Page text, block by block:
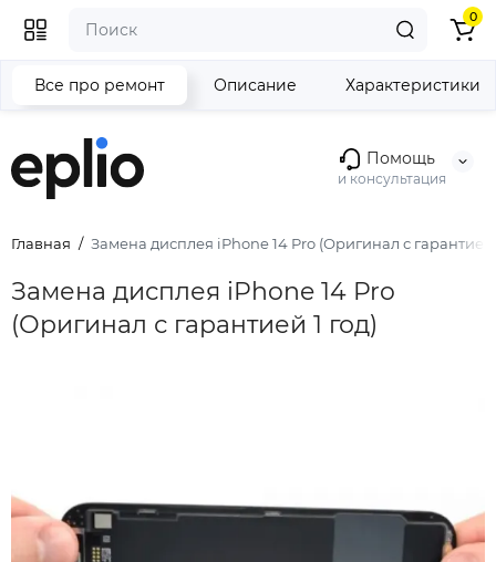
Помощь
и консультация
0
Главная Замена дисплея iPhone 14 Pro (Оригинал с гарантией
Замена дисплея iPhone 14 Pro
(Оригинал с гарантией 1 год)
Все про ремонт Описание Характеристики